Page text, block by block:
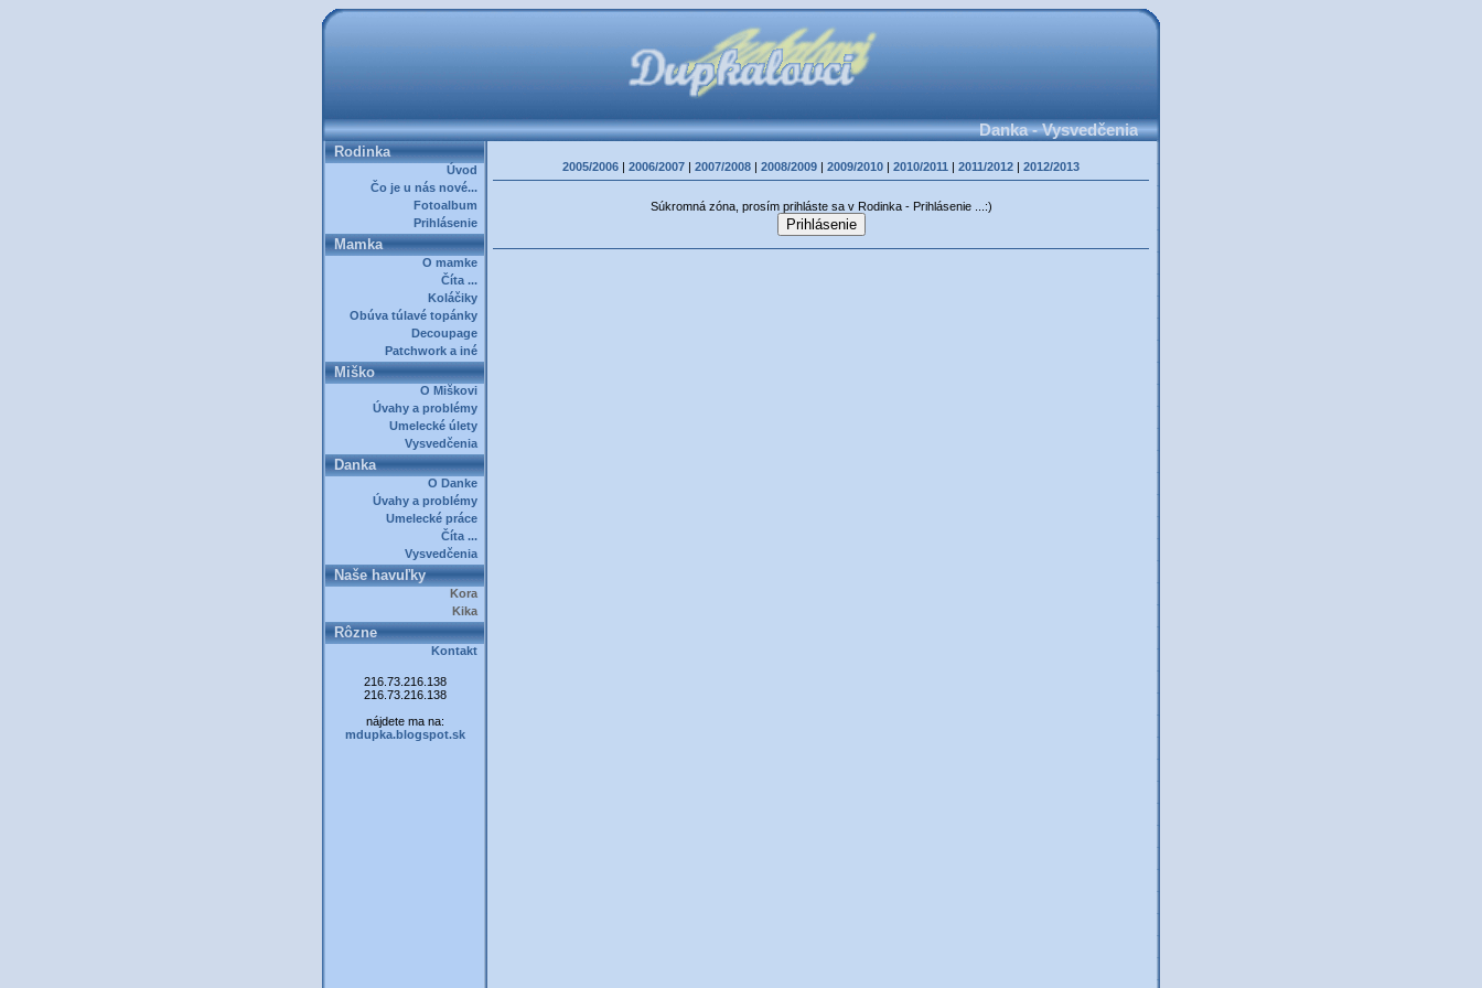
Danka - Vysvedčenia
Rodinka
Úvod
Čo je u nás nové...
Fotoalbum
Prihlásenie
Mamka
O mamke
Číta ...
Koláčiky
Obúva túlavé topánky
Decoupage
Patchwork a iné
Miško
O Miškovi
Úvahy a problémy
Umelecké úlety
Vysvedčenia
Danka
O Danke
Úvahy a problémy
Umelecké práce
Číta ...
Vysvedčenia
Naše havuľky
Kora
Kika
Rôzne
Kontakt
216.73.216.138
216.73.216.138
nájdete ma na:
mdupka.blogspot.sk
2005/2006 | 2006/2007 | 2007/2008 | 2008/2009 | 2009/2010 | 2010/2011 | 2011/2012 | 2012/2013
Súkromná zóna, prosím prihláste sa v Rodinka - Prihlásenie ...:)